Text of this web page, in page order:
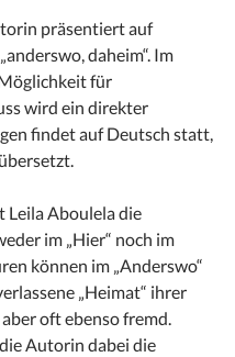
präsentiert auf
daheim“. Im
für
wird ein direkter
findet auf Deutsch statt,
Leila Aboulela die
im „Hier“ noch im
können im „Anderswo“
„Heimat“ ihrer
oft ebenso fremd.
Autorin dabei die